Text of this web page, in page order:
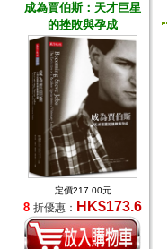
成為賈伯斯：天才巨星
的挫敗與孕成
定價217.00元
8 折優惠： HK$173.6